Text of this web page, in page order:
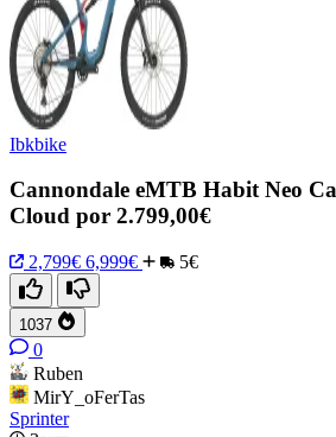
Ibkbike
Cannondale eMTB Habit Neo
Cloud por 2.799,00€
2,799€ 6,999€ 5€
1037
0
Ruben
MirY_oFerTas
Sprinter